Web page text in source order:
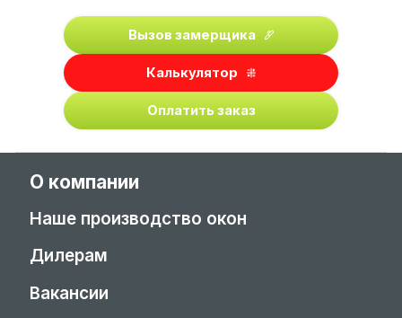
Вызов замерщика
Калькулятор
Оплатить заказ
О компании
Наше производство окон
Дилерам
Вакансии